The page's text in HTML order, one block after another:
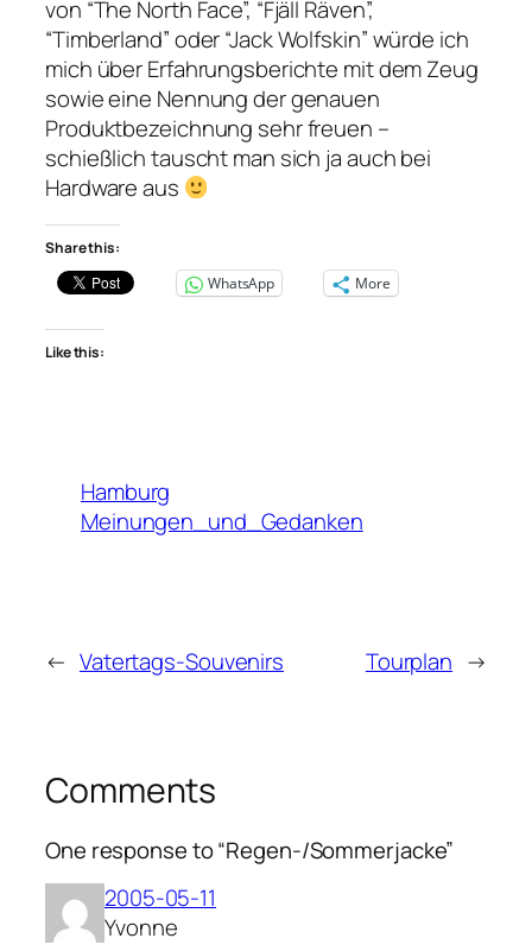
von “The North Face”, “Fjäll Räven”,
“Timberland” oder “Jack Wolfskin” würde ich
mich über Erfahrungsberichte mit dem Zeug
sowie eine Nennung der genauen
Produktbezeichnung sehr freuen –
schießlich tauscht man sich ja auch bei
Hardware aus
Share this:
WhatsApp
More
Like this:
Hamburg
Meinungen_und_Gedanken
← Vatertags-Souvenirs Tourplan →
Comments
One response to “Regen-/Sommerjacke”
2005-05-11
Yvonne